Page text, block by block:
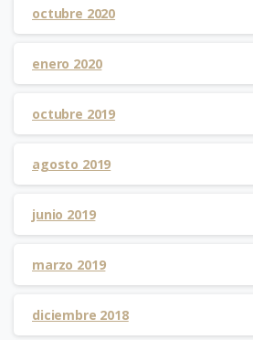
octubre 2020
enero 2020
octubre 2019
agosto 2019
junio 2019
marzo 2019
diciembre 2018